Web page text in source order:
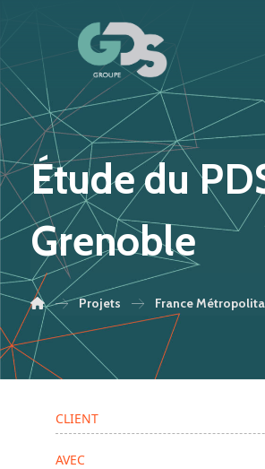
Étude du
Grenoble
Projets France
CLIENT
AVEC